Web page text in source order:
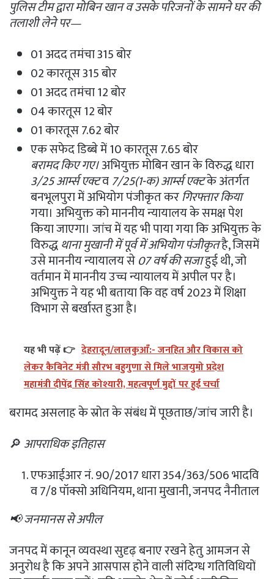
पुलिस टीम द्वारा मोबिन खान व उसके परिजनों के सामने घर की
तलाशी लेने पर—
01 अदद तमंचा 315 बोर
02 कारतूस 315 बोर
01 अदद तमंचा 12 बोर
04 कारतूस 12 बोर
01 कारतूस 7.62 बोर
एक सफेद डिब्बे में 10 कारतूस 7.65 बोर
बरामद किए गए।अभियुक्त मोबिन खान के विरुद्ध धारा
3/25 आर्म्स एक्टव7/25(1-क) आर्म्स एक्टके अंतर्गत
बनभूलपुरा में अभियोग पंजीकृत करगिरफ्तार किया
गया। अभियुक्त को माननीय न्यायालय के समक्ष पेश
किया जाएगा। जांच में यह भी पाया गया कि अभियुक्त के
विरुद्धथाना मुखानी में पूर्व में अभियोग पंजीकृतहै, जिसमें
उसे माननीय न्यायालय से07 वर्ष की सजाहुई थी, जो
वर्तमान में माननीय उच्च न्यायालय में अपील पर है।
अभियुक्त ने यह भी बताया कि वह वर्ष 2023 में शिक्षा
विभाग से बर्खास्त हुआ है।
यह भी पढ़ें 👉 देहरादून/लालकुआँ:- जनहित और विकास को
लेकर कैबिनेट मंत्री सौरभ बहुगुणा से मिले भाजयुमो प्रदेश
महामंत्री दीपेंद्र सिंह कोश्यारी, महत्वपूर्ण मुद्दों पर हुई चर्चा
बरामद असलाह के स्रोत के संबंध में पूछताछ/जांच जारी है।
🔎 आपराधिक इतिहास
एफआईआर नं. 90/2017 धारा 354/363/506 भादवि
व 7/8 पॉक्सो अधिनियम, थाना मुखानी, जनपद नैनीताल
📢 जनमानस से अपील
जनपद में कानून व्यवस्था सुदृढ़ बनाए रखने हेतु आमजन से
अनुरोध है कि अपने आसपास होने वाली संदिग्ध गतिविधियों